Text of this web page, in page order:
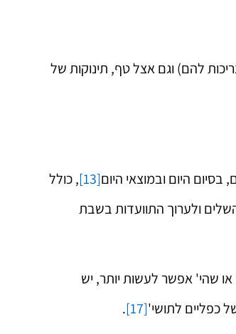
להם) וגם אצל טף, תינוקות של
היום ובמוצאי היום[13]
, כולל
ולערוך התוועדות בשבת
שהי' אפשר לעשות יותר, יש
כפליים לתושי'[17]
.